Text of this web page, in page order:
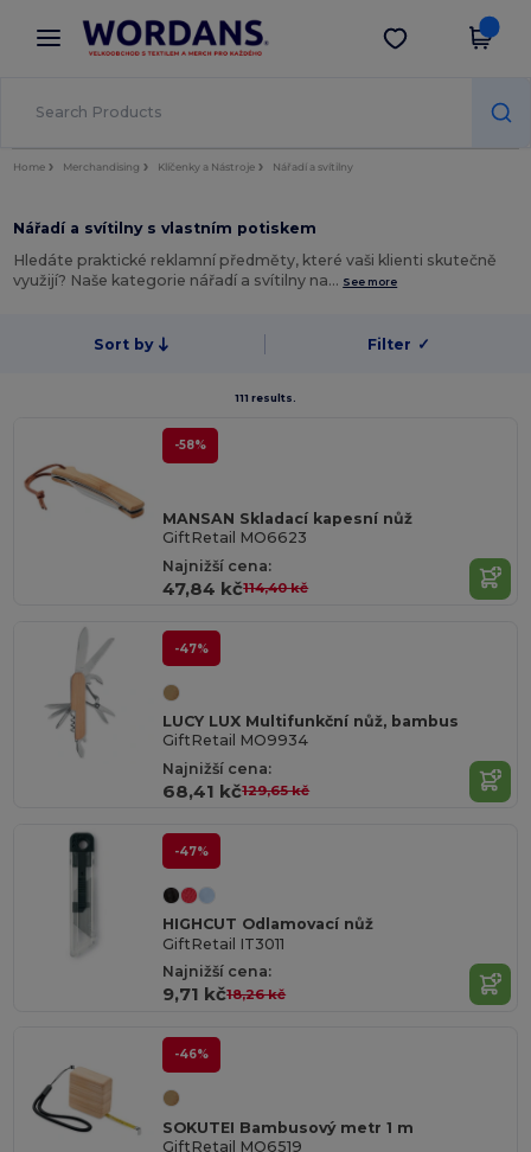
× Aplikace Wordans
Lepší ceny v aplikaci!
Stáhnout app
Home Merchandising Klíčenky a Nástroje Nářadí a svítilny
Nářadí a svítilny s vlastním potiskem
Hledáte praktické reklamní předměty, které vaši klienti skutečně
využijí? Naše kategorie nářadí a svítilny na… See more
Sort by Filter ✓
111 results.
-58%
MANSAN Skladací kapesní nůž
GiftRetail MO6623
Najnižší cena:
47,84 kč114,40 kč
-47%
LUCY LUX Multifunkční nůž, bambus
GiftRetail MO9934
Najnižší cena:
68,41 kč129,65 kč
-47%
HIGHCUT Odlamovací nůž
GiftRetail IT3011
Najnižší cena:
9,71 kč18,26 kč
-46%
SOKUTEI Bambusový metr 1 m
GiftRetail MO6519